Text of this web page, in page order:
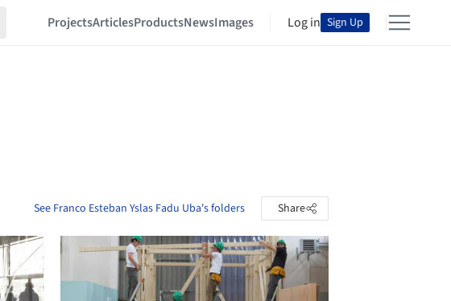
ProjectsArticlesProductsNewsImages Log in Sign Up
See Franco Esteban Yslas Fadu Uba's folders Share